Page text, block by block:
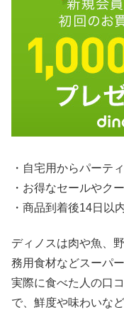
・自宅用からパーテ
・お得なセールやク
・商品到着後14日以
ディノスは肉や魚、
務用食材などスーパ
実際に食べた人の口
で、鮮度や味わいな